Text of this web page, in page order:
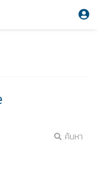
ค้นหา